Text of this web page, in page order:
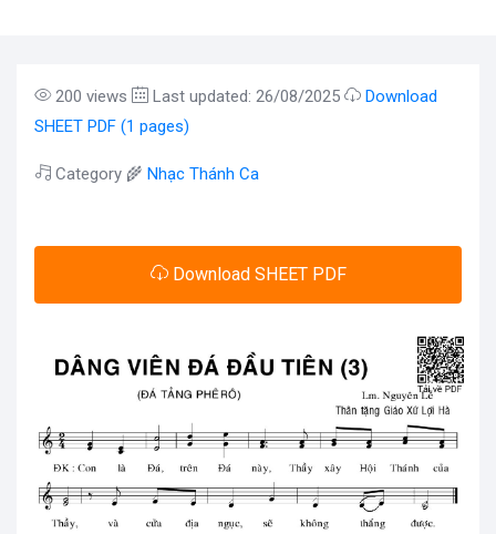
200 views Last updated: 26/08/2025
Download
SHEET PDF (1 pages)
Category 🌾 Nhạc Thánh Ca
Download SHEET PDF